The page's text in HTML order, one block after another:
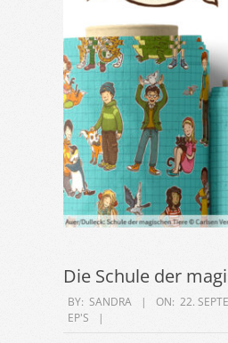
Die Schule der
2023-
09-
BY: SANDRA ON: 22.
EP'S